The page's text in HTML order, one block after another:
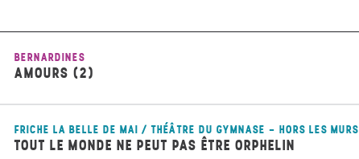
BERNARDINES
AMOURS (2)
FRICHE LA BELLE DE MAI / THÉÂTRE DU GYMNASE - HORS LES MURS
TOUT LE MONDE NE PEUT PAS ÊTRE ORPHELIN